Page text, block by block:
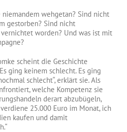
niemandem wehgetan? Sind nicht
gestorben? Sind nicht
worden? Und was ist mit
scheint die Geschichte
ging keinem schlecht. Es ging
schlecht“, erklärt sie. Als
welche Kompetenz sie
derart abzubügeln,
25.000 Euro im Monat, ich
kaufen und damit